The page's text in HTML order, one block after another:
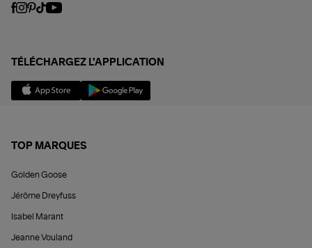
TÉLÉCHARGEZ L'APPLICATION
TOP MARQUES
Golden Goose
Jérôme Dreyfuss
Isabel Marant
Jeanne Vouland